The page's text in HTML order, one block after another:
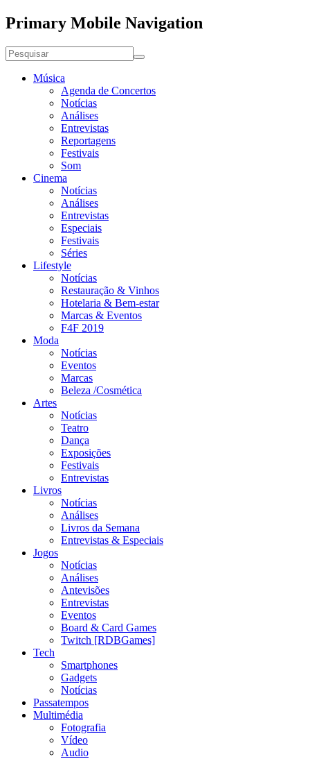
Primary Mobile Navigation
Música
Agenda de Concertos
Notícias
Análises
Entrevistas
Reportagens
Festivais
Som
Cinema
Notícias
Análises
Entrevistas
Especiais
Festivais
Séries
Lifestyle
Notícias
Restauração & Vinhos
Hotelaria & Bem-estar
Marcas & Eventos
F4F 2019
Moda
Notícias
Eventos
Marcas
Beleza /Cosmética
Artes
Notícias
Teatro
Dança
Exposições
Festivais
Entrevistas
Livros
Notícias
Análises
Livros da Semana
Entrevistas & Especiais
Jogos
Notícias
Análises
Antevisões
Entrevistas
Eventos
Board & Card Games
Twitch [RDBGames]
Tech
Smartphones
Gadgets
Notícias
Passatempos
Multimédia
Fotografia
Vídeo
Audio